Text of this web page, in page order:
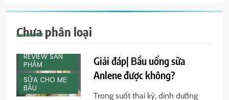
Chưa phân loại
CHƯA PHÂN
KIẾN THỨC
CHO MẸ
REVIEW SẢN
PHẨM
SỮA CHO MẸ
BẦU
Giải đáp| Bầu uống sữa
Anlene được không?
Trong suốt thai kỳ, dinh dưỡng